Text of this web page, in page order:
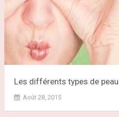
Les différents types de
Août 28, 2015